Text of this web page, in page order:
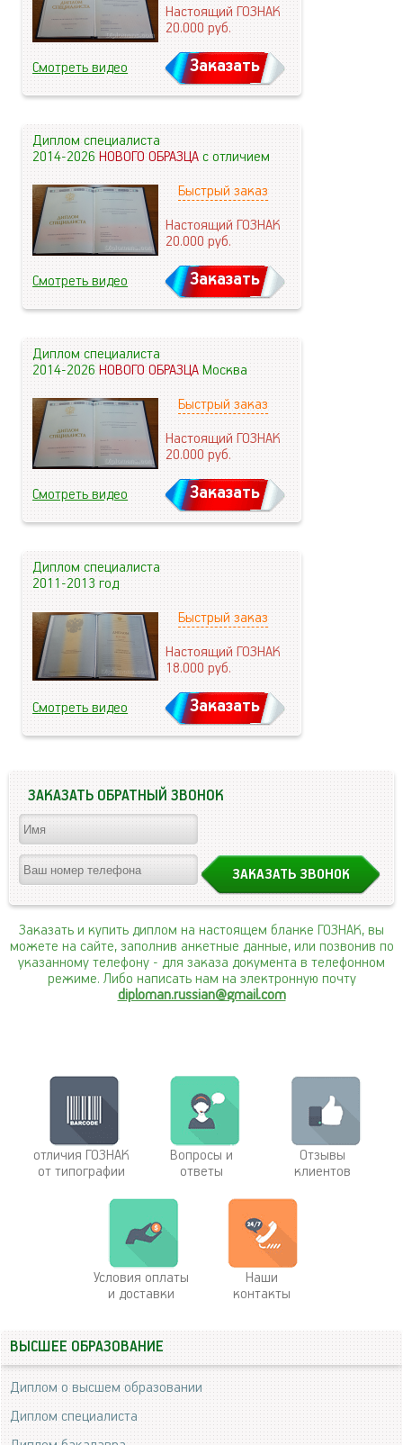
Настоящий ГОЗНАК
20.000руб.
Смотреть видео Заказать
Диплом специалиста
2014-2026НОВОГО ОБРАЗЦАс отличием
Быстрый заказ
Настоящий ГОЗНАК
20.000руб.
Смотреть видео Заказать
Диплом специалиста
2014-2026НОВОГО ОБРАЗЦАМосква
Быстрый заказ
Настоящий ГОЗНАК
20.000руб.
Смотреть видео Заказать
Диплом специалиста
2011-2013 год
Быстрый заказ
Настоящий ГОЗНАК
18.000руб.
Смотреть видео Заказать
ЗАКАЗАТЬ ОБРАТНЫЙ ЗВОНОК
Заказать и купить диплом на настоящем бланке ГОЗНАК, вы
можете на сайте, заполнив анкетные данные, или позвонив по
указанному телефону - для заказа документа в телефонном
режиме. Либо написать нам на электронную почту
diploman.russian@gmail.com
отличия ГОЗНАК
от типографии
Вопросы и
ответы
Отзывы
клиентов
Условия оплаты
и доставки
Наши
контакты
ВЫСШЕЕ ОБРАЗОВАНИЕ
Диплом о высшем образовании
Диплом специалиста